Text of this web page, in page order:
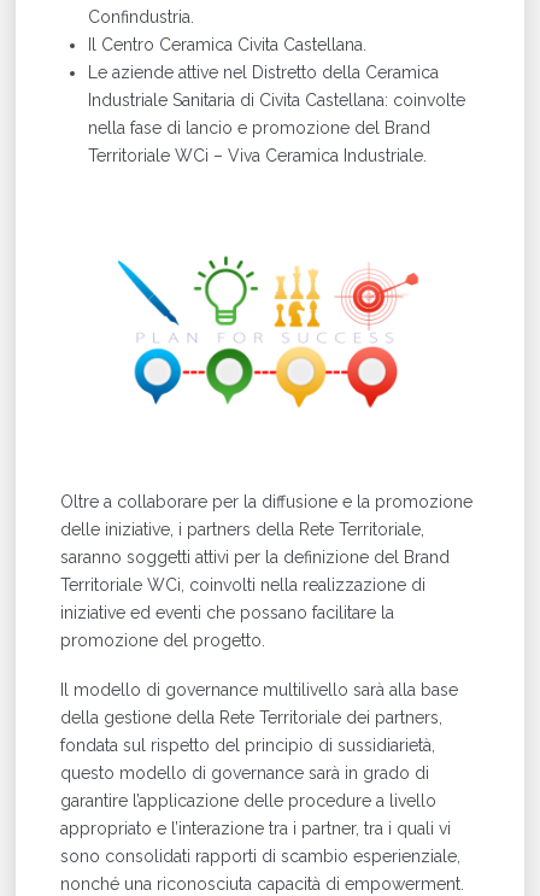
Confindustria.
Il Centro Ceramica Civita Castellana.
Le aziende attive nel Distretto della Ceramica
Industriale Sanitaria di Civita Castellana: coinvolte
nella fase di lancio e promozione del Brand
Territoriale WCi – Viva Ceramica Industriale.
Oltre a collaborare per la diffusione e la promozione
delle iniziative, i partners della Rete Territoriale,
saranno soggetti attivi per la definizione del Brand
Territoriale WCi, coinvolti nella realizzazione di
iniziative ed eventi che possano facilitare la
promozione del progetto.
Il modello di governance multilivello sarà alla base
della gestione della Rete Territoriale dei partners,
fondata sul rispetto del principio di sussidiarietà,
questo modello di governance sarà in grado di
garantire l’applicazione delle procedure a livello
appropriato e l’interazione tra i partner, tra i quali vi
sono consolidati rapporti di scambio esperienziale,
nonché una riconosciuta capacità di empowerment.